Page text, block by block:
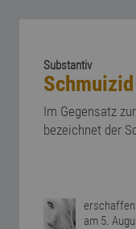
Substantiv
Schmuizid
Im Gegensatz
bezeichnet der
am 5.